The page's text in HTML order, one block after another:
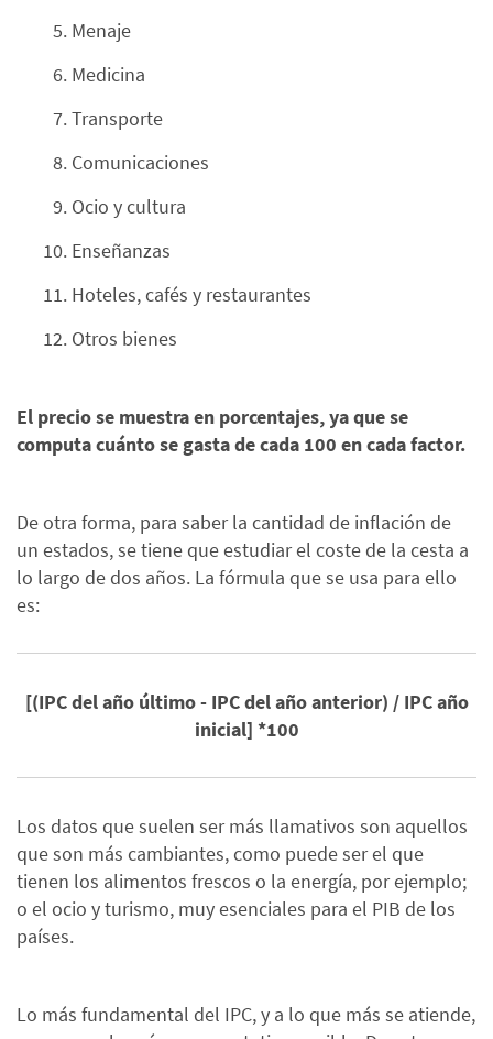
Menaje
Medicina
Transporte
Comunicaciones
Ocio y cultura
Enseñanzas
Hoteles, cafés y restaurantes
Otros bienes
El precio se muestra en porcentajes, ya que se
computa cuánto se gasta de cada 100 en cada factor.
De otra forma, para saber la cantidad de inflación de
un estados, se tiene que estudiar el coste de la cesta a
lo largo de dos años. La fórmula que se usa para ello
es:
[(IPC del año último - IPC del año anterior) / IPC año
inicial] *100
Los datos que suelen ser más llamativos son aquellos
que son más cambiantes, como puede ser el que
tienen los alimentos frescos o la energía, por ejemplo;
o el ocio y turismo, muy esenciales para el PIB de los
países.
Lo más fundamental del IPC, y a lo que más se atiende,